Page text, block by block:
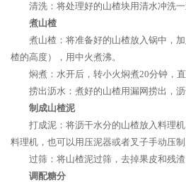
清洗：将处理好的山楂块用清水冲洗一
煮山楂
煮山楂：将准备好的山楂放入锅中，
楂的高度），用中火煮沸。
焖煮：水开后，转小火焖煮20分钟，直
捞出沥水：煮好的山楂用漏网捞出，沥
制成山楂泥
打成泥：将沥干水分的山楂放入料理
料理机，也可以用压泥器或者叉子手动压制
过筛：将山楂泥过筛，去掉果皮和残渣
调配糖分